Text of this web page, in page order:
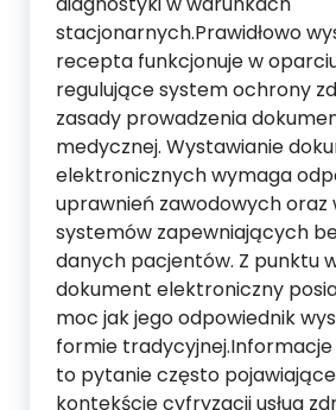
stacjonarnych.Prawidłowo
recepta funkcjonuje w
regulujące system ochrony
zasady prowadzenia
medycznej. Wystawianie
elektronicznych wymaga
uprawnień zawodowych oraz
systemów zapewniających
danych pacjentów. Z punktu
dokument elektroniczny
moc jak jego odpowiednik
formie
to pytanie często
kontekście cyfryzacji usług